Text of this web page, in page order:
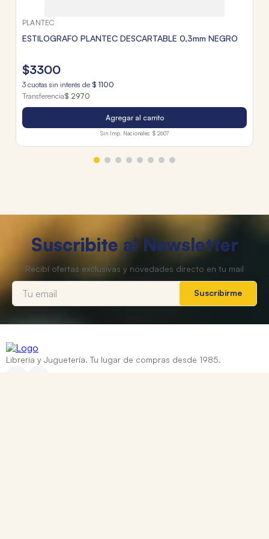
PLANTEC
ESTILOGRAFO PLANTEC DESCARTABLE 0,3mm NEGRO
$3300
3 cuotas sin interés de $ 1100
Transferencia$ 2970
Agregar al carrito
Sin Imp. Nacionales: $ 2607
Suscribite al Newsletter
Suscribirme
Librería y Juguetería. Tu lugar de compras desde 1985.